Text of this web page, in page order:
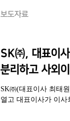
보도자료
SK㈜, 대표이
분리하고 사외
SK㈜(대표이사 최태
열고 대표이사가 이